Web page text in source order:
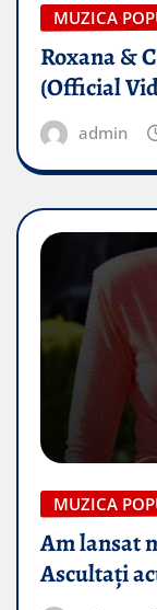
MUZICA
Roxana &
(Official
admin
MUZICA
Am lansat
Ascultați